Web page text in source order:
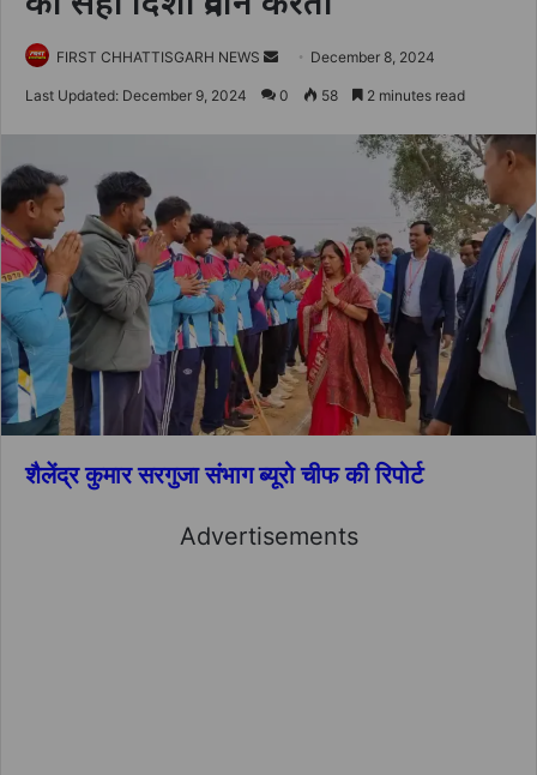
FIRST CHHATTISGARH NEWS
Send December 8, 2024
Last Updated: December 9, 2024 0 58 2 minutes read
शैलेंद्र कुमार सरगुजा संभाग ब्यूरो चीफ की रिपोर्ट
Advertisements